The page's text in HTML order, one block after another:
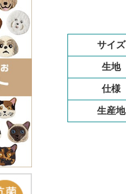
サイズ
生地
仕様
生産地